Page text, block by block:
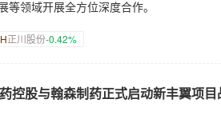
等领域开展全方位深度合作。
正川股份-0.42%
控股与翰森制药正式启动新丰翼项